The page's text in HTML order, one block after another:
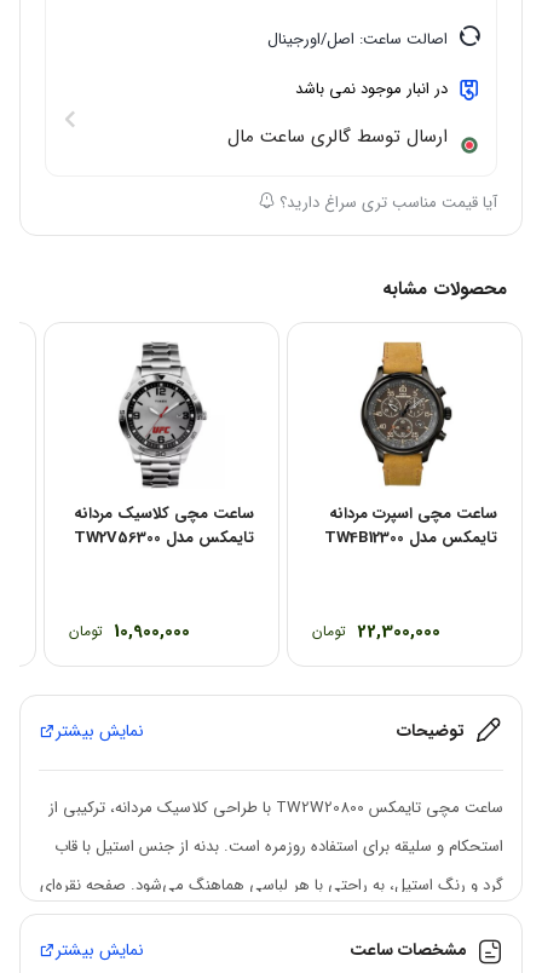
اصالت ساعت: اصل/اورجینال
در انبار موجود نمی باشد
ارسال توسط گالری ساعت مال
آیا قیمت مناسب تری سراغ دارید؟
محصولات مشابه
ساعت مچی اسپرت مردانه
تایمکس مدل TW4B12300
22,300,000 تومان
ساعت مچی کلاسیک مردانه
تایمکس مدل TW2V56300
10,900,000 تومان
توضیحات نمایش بیشتر
ساعت مچی تایمکس TW2W20800 با طراحی کلاسیک مردانه، ترکیبی از
استحکام و سلیقه برای استفاده روزمره است. بدنه از جنس استیل با قاب
گرد و رنگ استیل، به راحتی با هر لباسی هماهنگ می‌شود. صفحه نقره‌ای
ارائه می‌دهد. بند چرم قهوه‌ای با دوخت محکم، راحتی بی‌نظیری فراهم
مشخصات ساعت نمایش بیشتر